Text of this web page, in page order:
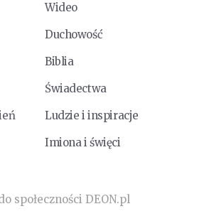
Wideo
Duchowość
Biblia
Świadectwa
Ludzie i inspiracje
Imiona i święci
społeczności DEON.pl